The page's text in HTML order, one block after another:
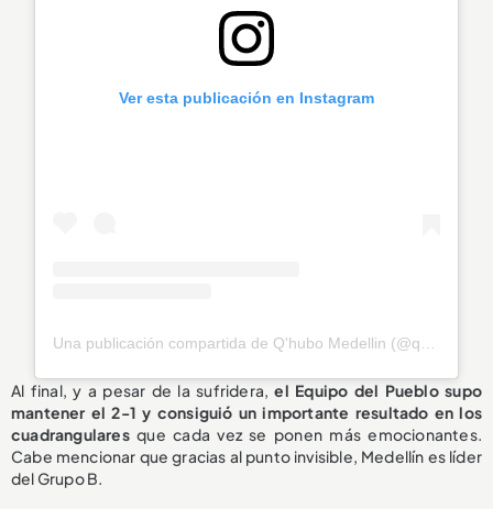
Ver esta publicación en Instagram
Al final, y a pesar de la sufridera,el Equipo del Pueblo supo
mantener el 2-1 y consiguió un importante resultado en los
cuadrangularesque cada vez se ponen más emocionantes.
Cabe mencionar que gracias al punto invisible, Medellín es líder
del Grupo B.